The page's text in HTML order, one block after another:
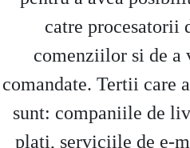
catre procesatorii
comenziilor si de a
comandate. Tertii care
sunt: companiile de
plati, serviciile de e-